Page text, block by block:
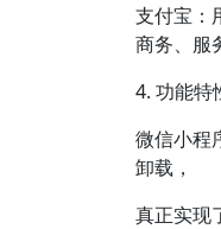
支付宝：
商务、服
4. 功能特
微信小程
卸载，
真正实现